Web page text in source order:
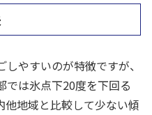
やすいのが特徴ですが、
では氷点下20度を下回る
他地域と比較して少ない傾